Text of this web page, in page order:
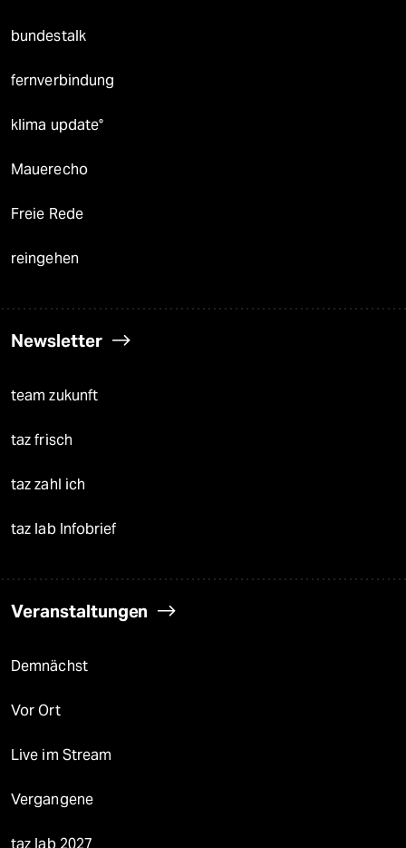
bundestalk
fernverbindung
klima update°
Mauerecho
Freie Rede
reingehen
Newsletter
team zukunft
taz frisch
taz zahl ich
taz lab Infobrief
Veranstaltungen
Demnächst
Vor Ort
Live im Stream
Vergangene
taz lab 2027